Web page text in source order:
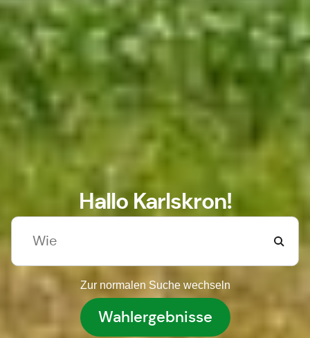
Hallo Karlskron!
Zur normalen Suche wechseln
Wahlergebnisse